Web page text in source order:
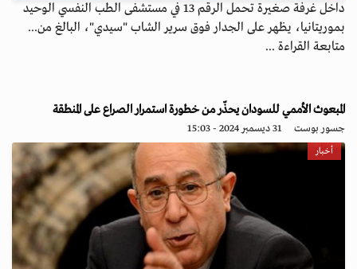
داخل غرفة صغيرة تحمل الرقم 13 في مستشفى الطب النفسي الوحيد
بموريتانيا، يظهر على الجدار فوق سرير الشاب "سيدي"، البالغ من...
متابعة القراءة ...
المبعوث الأممي للسودان يحذّر من خطورة استمرار الصراع على المنطقة
جسور بوست 31 ديسمبر 2024 - 15:03
أخبار